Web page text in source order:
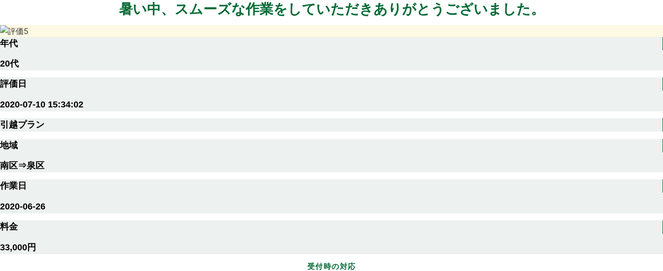
暑い中、スムーズな作業をしていただきありがとうございました。
年代
20代
評価日
2020-07-10 15:34:02
引越プラン
地域
南区⇒泉区
作業日
2020-06-26
料金
33,000円
受付時の対応